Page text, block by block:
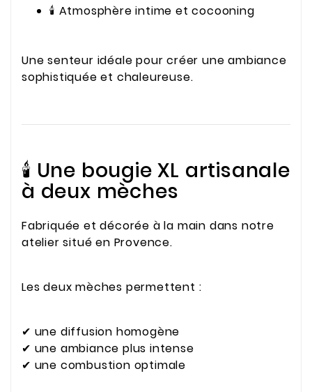
🕯️ Atmosphère intime et cocooning
Une senteur idéale pour créer une ambiance
sophistiquée et chaleureuse.
🕯️ Une bougie XL artisanale
à deux mèches
Fabriquée et décorée à la main dans notre
atelier situé en Provence.
Les deux mèches permettent :
✔ une diffusion homogène
✔ une ambiance plus intense
✔ une combustion optimale